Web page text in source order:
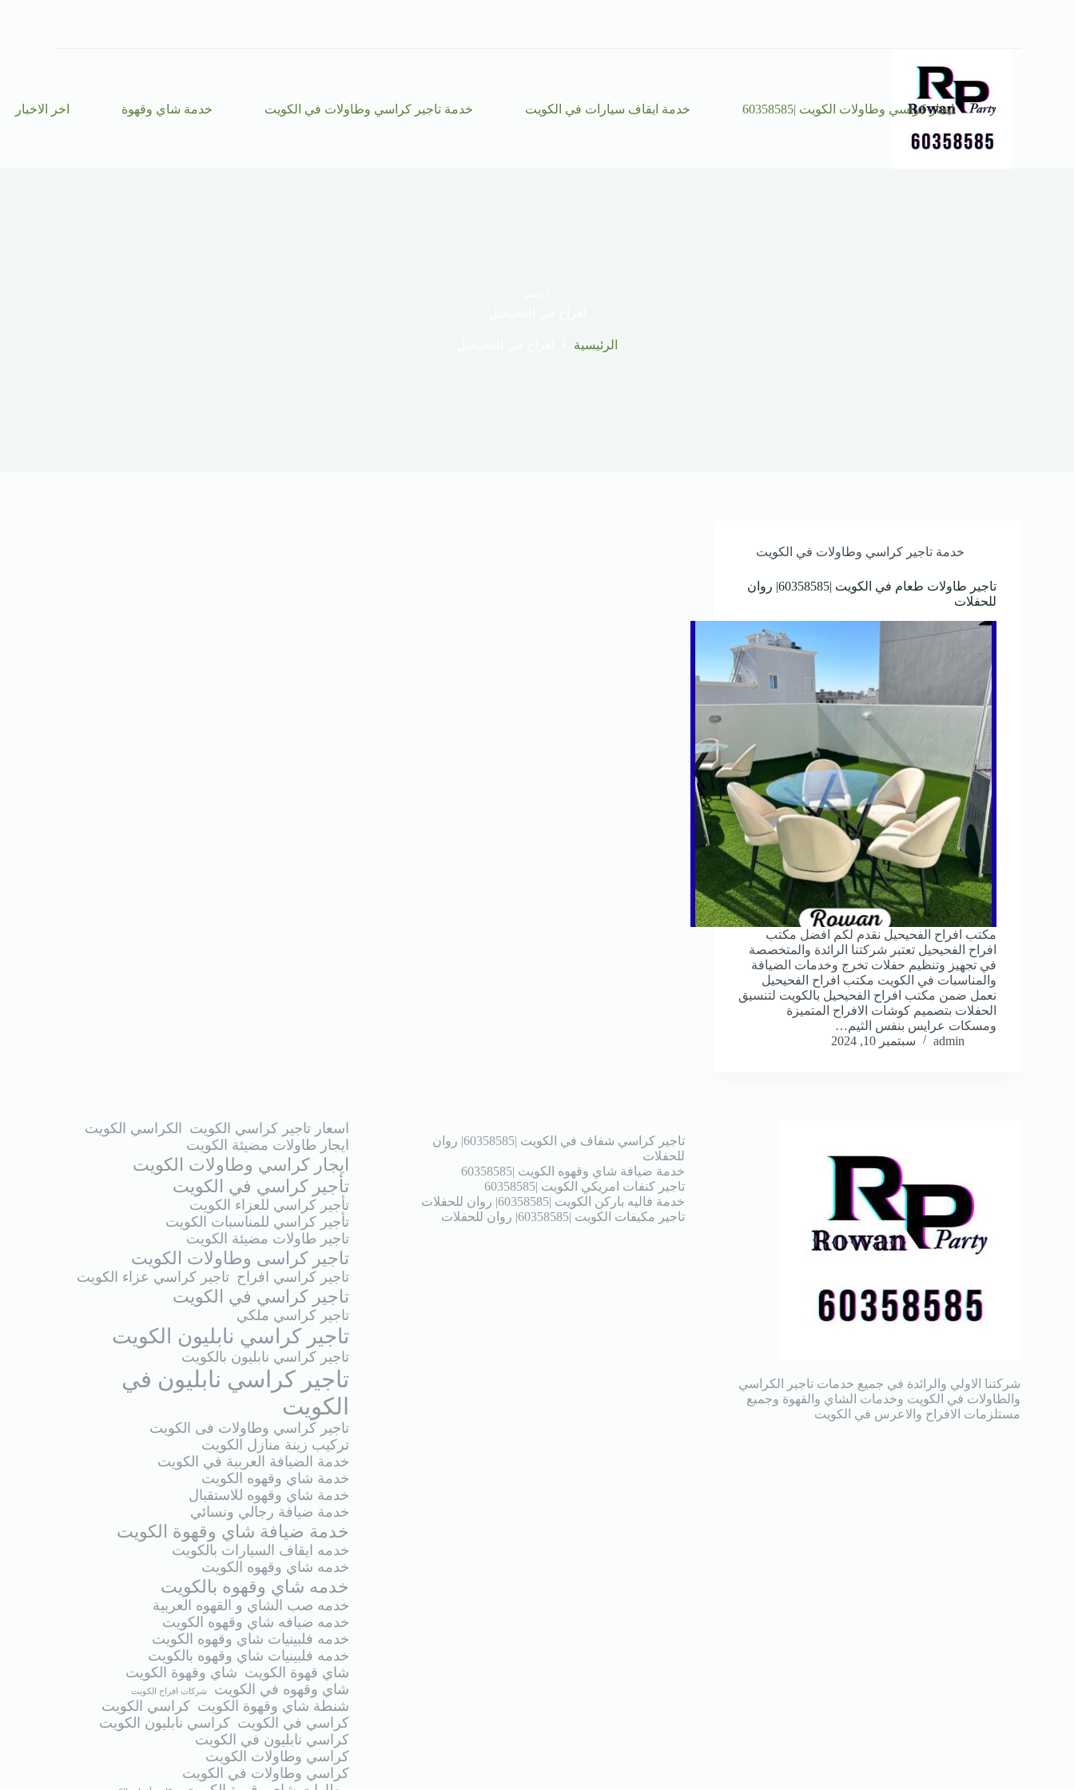
ايجار كراسي وطاولات الكويت |60358585 خدمة ايقاف سيارات في الكويت خدمة تاجير كراسي وطاولات في الكويت خدمة شاي وقهوة اخر الاخبار
الرئيسية
خدمة تاجير كراسي وطاولات في الكويت
تاجير طاولات طعام في الكويت |60358585| روان
للحفلات
مكتب افراح الفحيحيل نقدم لكم افضل مكتب
افراح الفحيحيل تعتبر شركتنا الرائدة والمتخصصة
في تجهيز وتنظيم حفلات تخرج وخدمات الضيافة
والمناسبات في الكويت مكتب افراح الفحيحيل
نعمل ضمن مكتب افراح الفحيحيل بالكويت لتنسيق
الحفلات بتصميم كوشات الافراح المتميزة
ومسكات عرايس بنفس الثيم…
admin
سبتمبر 10, 2024
شركتنا الاولي والرائدة في جميع خدمات تاجير الكراسي
والطاولات في الكويت وخدمات الشاي والقهوة وجميع
مستلزمات الافراح والاعرس في الكويت
تاجير كراسي شفاف في الكويت |60358585| روان
للحفلات
خدمة ضيافة شاي وقهوه الكويت |60358585
تاجير كنفات امريكي الكويت |60358585
خدمة فاليه باركن الكويت |60358585| روان للحفلات
تاجير مكيفات الكويت |60358585| روان للحفلات
اسعار تاجير كراسي الكويت
الكراسي الكويت
ايجار طاولات مضيئة الكويت
ايجار كراسي وطاولات الكويت
تأجير كراسي في الكويت
تأجير كراسي للعزاء الكويت
تأجير كراسي للمناسبات الكويت
تاجير طاولات مضيئة الكويت
تاجير كراسى وطاولات الكويت
تاجير كراسي افراح تاجير كراسي عزاء الكويت
تاجير كراسي في الكويت
تاجير كراسي ملكي
تاجير كراسي نابليون الكويت
تاجير كراسي نابليون بالكويت
تاجير كراسي نابليون في
الكويت
تاجير كراسي وطاولات فى الكويت
تركيب زينة منازل الكويت
خدمة الضيافة العربية في الكويت
خدمة شاي وقهوه الكويت
خدمة شاي وقهوه للاستقبال
خدمة ضيافة رجالي ونسائي
خدمة ضيافة شاي وقهوة الكويت
خدمه ايقاف السيارات بالكويت
خدمه شاي وقهوه الكويت
خدمه شاي وقهوه بالكويت
خدمه صب الشاي و القهوه العربية
خدمه ضيافه شاي وقهوه الكويت
خدمه فلبينيات شاي وقهوه الكويت
خدمه فلبينيات شاي وقهوه بالكويت
شاي قهوة الكويت شاي وقهوة الكويت
شاي وقهوه في الكويت
شركات افراح الكويت
شنطة شاي وقهوة الكويت كراسي الكويت
كراسي في الكويت كراسي نابليون الكويت
كراسي نابليون في الكويت
كراسي وطاولات الكويت
كراسي وطاولات في الكويت